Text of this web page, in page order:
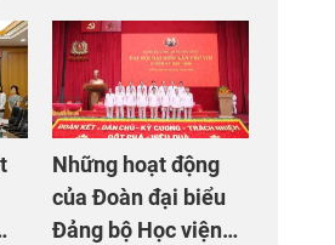
giúp dân và đồng
đội
Những hoạt động
của Đoàn đại biểu
Đảng bộ Học viện